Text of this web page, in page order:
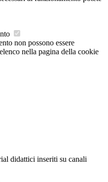
non possono essere
nella pagina della cookie
didattici inseriti su canali